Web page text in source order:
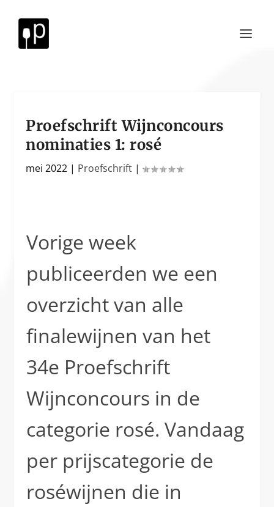
Proefschrift Wijnconcours
nominaties 1: rosé
mei 2022 | Proefschrift |
Vorige week
publiceerden we een
overzicht van alle
finalewijnen van het
34e Proefschrift
Wijnconcours in de
categorie rosé. Vandaag
per prijscategorie de
roséwijnen die in